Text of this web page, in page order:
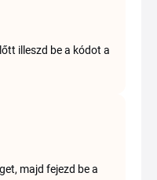
illeszd be a kódot a
majd fejezd be a